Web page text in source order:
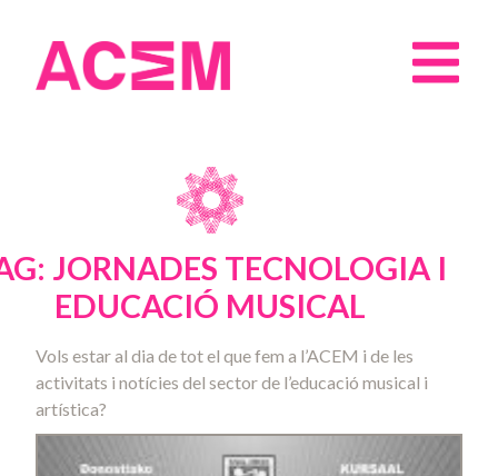
JORNADES TECNOLOGIA I
EDUCACIÓ MUSICAL
Vols estar al dia de tot el que fem a l’ACEM i de les
activitats i notícies del sector de l’educació musical i
artística?